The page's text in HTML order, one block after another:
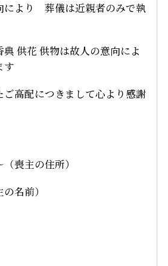
により 葬儀は近親者のみで執
供花 供物は故人の意向によ
す
高配につきまして心より感謝
主の住所）
名前）